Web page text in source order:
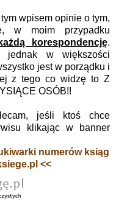
wpisem opinie o tym,
w moim przypadku
korespondencję.
jednak w większości
jest w porządku i
z tego co widzę to Z
OSÓB!!
jeśli ktoś chce
klikając w banner
numerów ksiąg
<<